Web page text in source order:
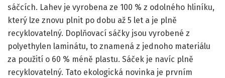
sáčcích. Lahev je vyrobena ze 100 % z odolného hliníku,
který lze znovu plnit po dobu až 5 let a je plně
recyklovatelný. Doplňovací sáčky jsou vyrobené z
polyethylen laminátu, to znamená z jednoho materiálu
za použití o 60 % méně plastu. Sáček je navíc plně
recyklovatelný. Tato ekologická novinka je prvním